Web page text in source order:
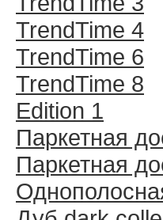
TrendTime 4
TrendTime 6
TrendTime 8
Edition 1
Паркетная
Паркетная